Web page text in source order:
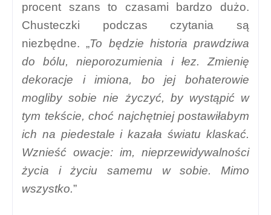
procent szans to czasami bardzo dużo.
Chusteczki podczas czytania są
niezbędne. „To będzie historia prawdziwa
do bólu, nieporozumienia i łez. Zmienię
dekoracje i imiona, bo jej bohaterowie
mogliby sobie nie życzyć, by wystąpić w
tym tekście, choć najchętniej postawiłabym
ich na piedestale i kazała światu klaskać.
Wznieść owacje: im, nieprzewidywalności
życia i życiu samemu w sobie. Mimo
wszystko.”